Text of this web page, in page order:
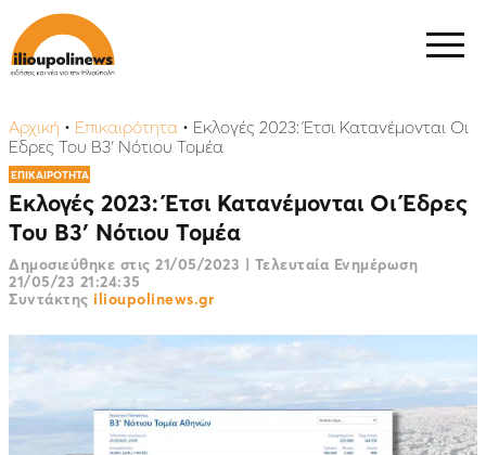
Αρχική • Επικαιρότητα • Εκλογές 2023: Έτσι Κατανέμονται Οι
Έδρες Του Β3′ Νότιου Τομέα
ΕΠΙΚΑΙΡΟΤΗΤΑ
Εκλογές 2023: Έτσι Κατανέμονται Οι Έδρες
Του Β3′ Νότιου Τομέα
Δημοσιεύθηκε στις 21/05/2023 | Τελευταία Ενημέρωση
21/05/23 21:24:35
Συντάκτης ilioupolinews.gr